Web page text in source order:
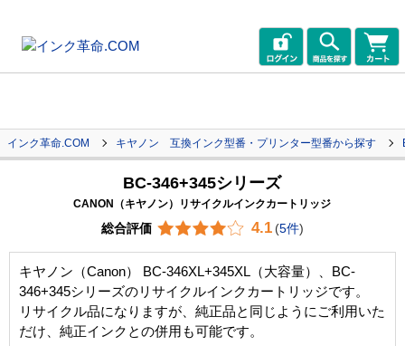
インク革命.COM キヤノン 互換インク型番・プリンター型番から探す
BC-346+345シリーズ
CANON（キヤノン）リサイクルインクカートリッジ
総合評価 4.1 (5件)
キヤノン（Canon） BC-346XL+345XL（大容量）、BC-
346+345シリーズのリサイクルインクカートリッジです。
リサイクル品になりますが、純正品と同じようにご利用いた
だけ、純正インクとの併用も可能です。